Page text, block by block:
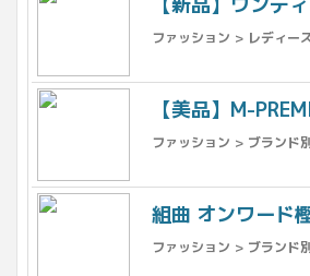
ファッション > レディー
【美品】M-
ファッション > ブランド
組曲 オンワード
ファッション > ブランド